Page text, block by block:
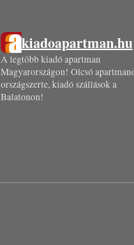
kiadoapartman.hu
A legtöbb kiadó apartman
Magyarországon! Olcsó
országszerte, kiadó szállások a
Balatonon!